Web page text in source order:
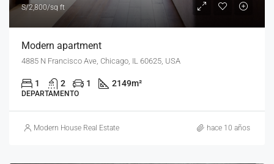
S/2,800/sq ft
Modern apartment
4885 N Francisco Ave, Chicago, IL 60625, USA
1 2 1 2149m²
DEPARTAMENTO
Modern House Real Estate hace 10 años